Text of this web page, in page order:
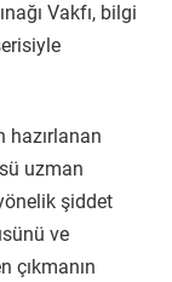
Vakfı, bilgi
hazırlanan
uzman
şiddet
ve
çıkmanın